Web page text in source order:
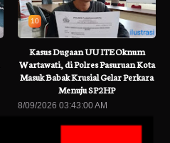
10
Kasus Dugaan UU ITE Oknum
Wartawati, di Polres Pasuruan Kota
Masuk Babak Krusial Gelar Perkara
Menuju SP2HP
8/09/2026 03:43:00 AM